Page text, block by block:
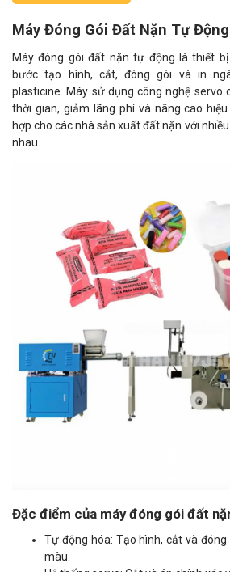
Máy Đóng Gói Đất Nặn Tự Động
Máy đóng gói đất nặn tự động là thiết
bước tạo hình, cắt, đóng gói và in
plasticine. Máy sử dụng công nghệ servo
thời gian, giảm lãng phí và nâng cao
hợp cho các nhà sản xuất đất nặn với
nhau.
Đặc điểm của máy đóng gói đất
Tự động hóa: Tạo hình, cắt và
màu.